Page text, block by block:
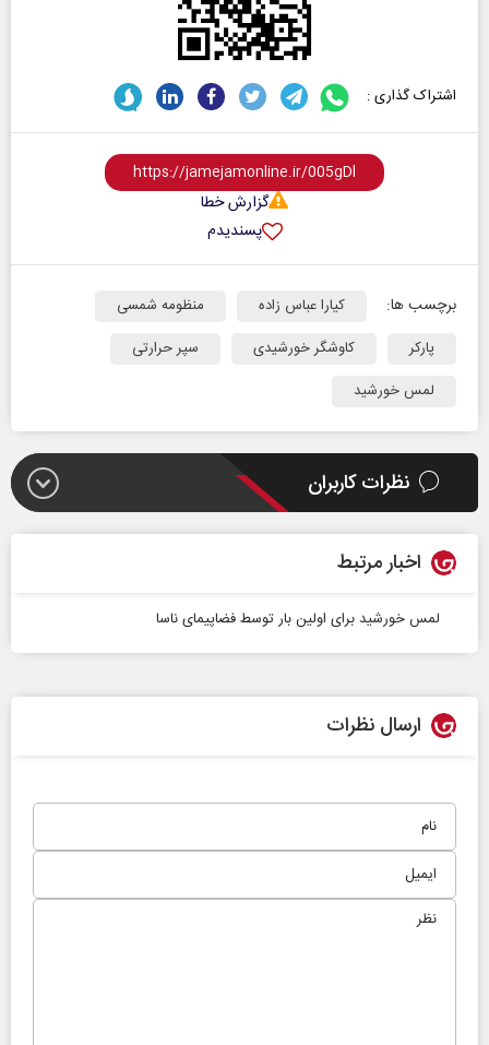
اشتراک گذاری :
گزارش خطا
پسندیدم
برچسب ها: کیارا عباس زاده
منظومه شمسی
پارکر
کاوشگر خورشیدی
سپر حرارتی
لمس خورشید
نظرات کاربران
اخبار مرتبط
لمس خورشید برای اولین بار توسط فضاپیمای ناسا
ارسال نظرات